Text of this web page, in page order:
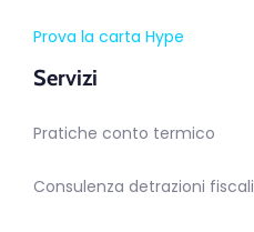
Prova la carta Hype
Servizi
Pratiche conto termico
Consulenza detrazioni fiscali